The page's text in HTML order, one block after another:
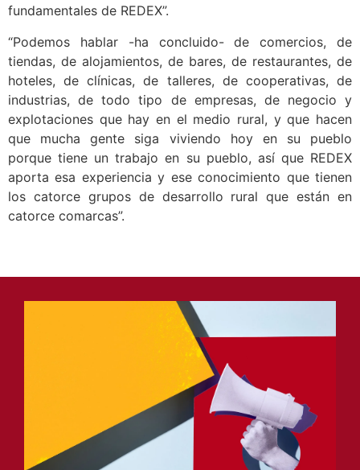
oportunidades para que los extremeños puedan vivir en
el lugar en el que nacieron, que es uno de los objetivos
fundamentales de REDEX”.
“Podemos hablar -ha concluido- de comercios, de
tiendas, de alojamientos, de bares, de restaurantes, de
hoteles, de clínicas, de talleres, de cooperativas, de
industrias, de todo tipo de empresas, de negocio y
explotaciones que hay en el medio rural, y que hacen
que mucha gente siga viviendo hoy en su pueblo
porque tiene un trabajo en su pueblo, así que REDEX
aporta esa experiencia y ese conocimiento que tienen